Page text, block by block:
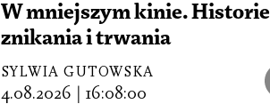
W mniejszym kinie. Historie
znikania i trwania
SYLWIA GUTOWSKA
4.08.2026 16:08:00